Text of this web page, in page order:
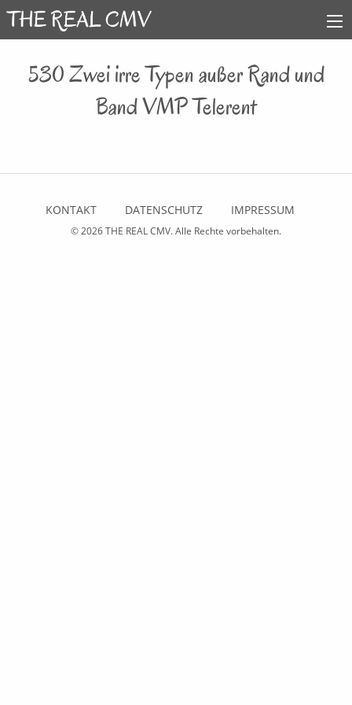
530 Zwei irre Typen außer Rand und
Band VMP Telerent
KONTAKT DATENSCHUTZ IMPRESSUM
© 2026THE REAL CMV. Alle Rechte vorbehalten.